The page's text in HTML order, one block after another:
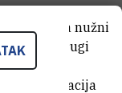
(963,3 kB)
kolačića nužni
dok se drugi
radi
informacija